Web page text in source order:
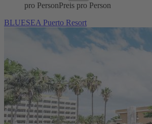
pro PersonPreis pro Person
BLUESEA Puerto Resort